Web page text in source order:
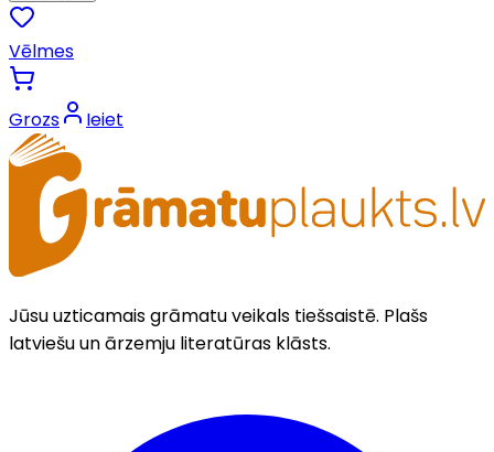
Vēlmes
Grozs Ieiet
Jūsu uzticamais grāmatu veikals tiešsaistē. Plašs
latviešu un ārzemju literatūras klāsts.